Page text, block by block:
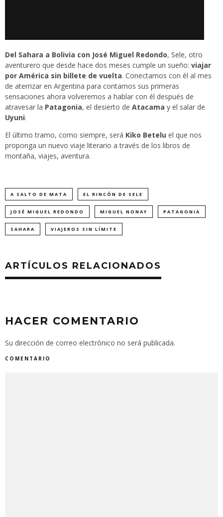
Del Sahara a Bolivia con José Miguel Redondo, Sele, otro
aventurero que desde hace dos meses cumple un sueño: viajar
por América sin billete de vuelta. Conectamos con él al mes
de aterrizar en Argentina para contarnos sus primeras
sensaciones ahora volveremos a hablar con él después de
atravesar la Patagonia, el desierto de Atacama y el salar de
Uyuni.
El último tramo, como siempre, será Kiko Betelu el que nos
proponga un nuevo viaje literario a través de los libros de
montaña, viajes, aventura.
A SALTO DE MATA EL RINCÓN DE SELE
JOSÉ MIGUEL REDONDO MIGUEL NONAY PATAGONIA
SAHARA VIAJEROS SIN LÍMITE
ARTÍCULOS RELACIONADOS
HACER COMENTARIO
Su dirección de correo electrónico no será publicada.
COMENTARIO